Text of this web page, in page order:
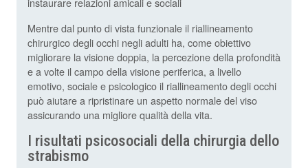
Mentre dal punto di vista funzionale il riallineamento
chirurgico degli occhi negli adulti ha, come obiettivo
migliorare la visione doppia, la percezione della profondità
e a volte il campo della visione periferica, a livello
emotivo, sociale e psicologico il riallineamento degli occhi
può aiutare a ripristinare un aspetto normale del viso
assicurando una migliore qualità della vita.
I risultati psicosociali della chirurgia dello
strabismo